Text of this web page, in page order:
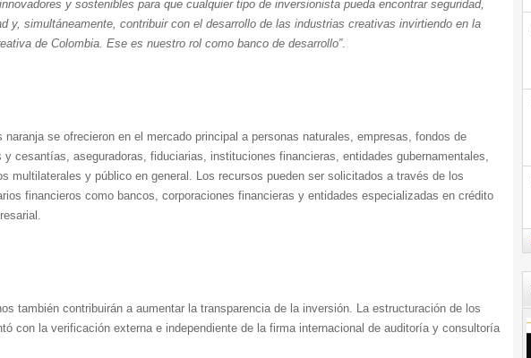
y sostenibles para que cualquier tipo de inversionista pueda encontrar seguridad,
y, simultáneamente, contribuir con el desarrollo de las industrias creativas invirtiendo en la
de Colombia. Ese es nuestro rol como banco de desarrollo”.
naranja se ofrecieron en el mercado principal a personas naturales, empresas, fondos de
y cesantías, aseguradoras, fiduciarias, instituciones financieras, entidades gubernamentales,
multilaterales y público en general. Los recursos pueden ser solicitados a través de los
financieros como bancos, corporaciones financieras y entidades especializadas en crédito
también contribuirán a aumentar la transparencia de la inversión. La estructuración de los
con la verificación externa e independiente de la firma internacional de auditoría y consultoría